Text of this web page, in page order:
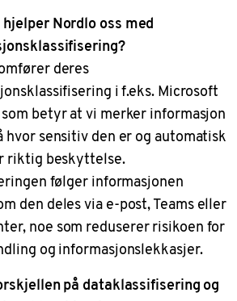
Nordlo oss med
deres
i f.eks. Microsoft
betyr at vi merker informasjon
hvor sensitiv den er og automatisk
riktig beskyttelse.
følger informasjonen
den deles via e-post, Teams eller
noe som reduserer risikoen for
og informasjonslekkasjer.
på dataklassifisering og